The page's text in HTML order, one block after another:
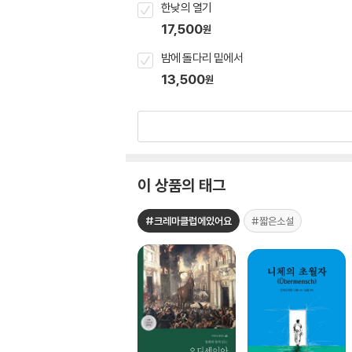
한낮의 열기
17,500원
밤에 돌다리 밑에서
13,500원
이 상품의 태그
#크레마클럽에있어요 #짧은소설